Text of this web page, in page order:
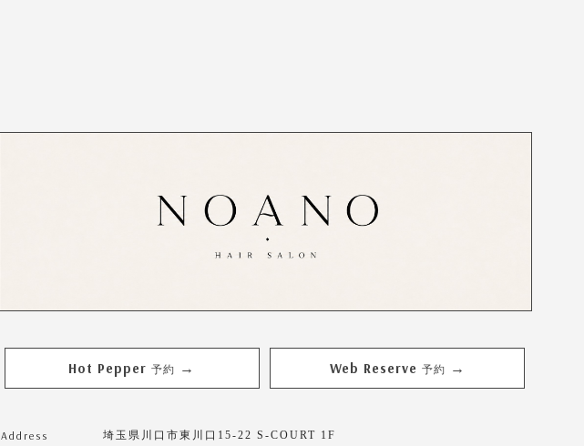
Hot Pepper 予約 → Web Reserve 予約 →
Address 埼玉県川口市東川口15-22 S-COURT 1F